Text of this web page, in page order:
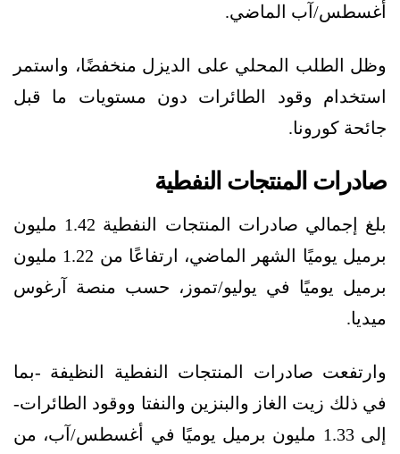
أغسطس/آب الماضي.
وظل الطلب المحلي على الديزل منخفضًا، واستمر
استخدام وقود الطائرات دون مستويات ما قبل
جائحة كورونا.
صادرات المنتجات النفطية
بلغ إجمالي صادرات المنتجات النفطية 1.42 مليون
برميل يوميًا الشهر الماضي، ارتفاعًا من 1.22 مليون
برميل يوميًا في يوليو/تموز، حسب منصة آرغوس
ميديا.
وارتفعت صادرات المنتجات النفطية النظيفة -بما
في ذلك زيت الغاز والبنزين والنفتا ووقود الطائرات-
إلى 1.33 مليون برميل يوميًا في أغسطس/آب، من